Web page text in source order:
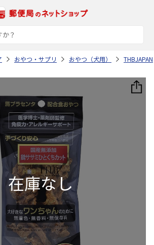
おやつ・サプリ おやつ（犬用） THBJAPAN